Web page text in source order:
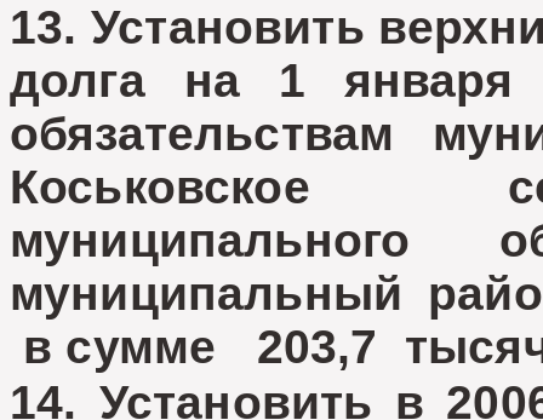
13. Установить
долга на 1 января
обязательствам
Коськовское
муниципального
муниципальный
в сумме 203,7
14. Установить в